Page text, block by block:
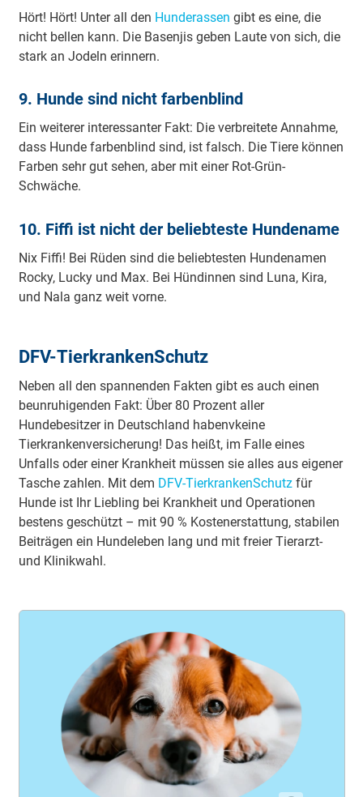
Hört! Hört! Unter all den Hunderassen gibt es eine, die
nicht bellen kann. Die Basenjis geben Laute von sich, die
stark an Jodeln erinnern.
9. Hunde sind nicht farbenblind
Ein weiterer interessanter Fakt: Die verbreitete Annahme,
dass Hunde farbenblind sind, ist falsch. Die Tiere können
Farben sehr gut sehen, aber mit einer Rot-Grün-
Schwäche.
10. Fiffi ist nicht der beliebteste Hundename
Nix Fiffi! Bei Rüden sind die beliebtesten Hundenamen
Rocky, Lucky und Max. Bei Hündinnen sind Luna, Kira,
und Nala ganz weit vorne.
DFV-TierkrankenSchutz
Neben all den spannenden Fakten gibt es auch einen
beunruhigenden Fakt: Über 80 Prozent aller
Hundebesitzer in Deutschland habenvkeine
Tierkrankenversicherung! Das heißt, im Falle eines
Unfalls oder einer Krankheit müssen sie alles aus eigener
Tasche zahlen. Mit dem DFV-TierkrankenSchutzfür
Hunde ist Ihr Liebling bei Krankheit und Operationen
bestens geschützt – mit 90 % Kostenerstattung, stabilen
Beiträgen ein Hundeleben lang und mit freier Tierarzt-
und Klinikwahl.